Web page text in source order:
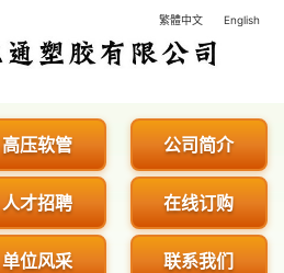
限公司 - 专业生产
繁體中文 English
高压软管 公司简介
人才招聘 在线订购
单位风采 联系我们